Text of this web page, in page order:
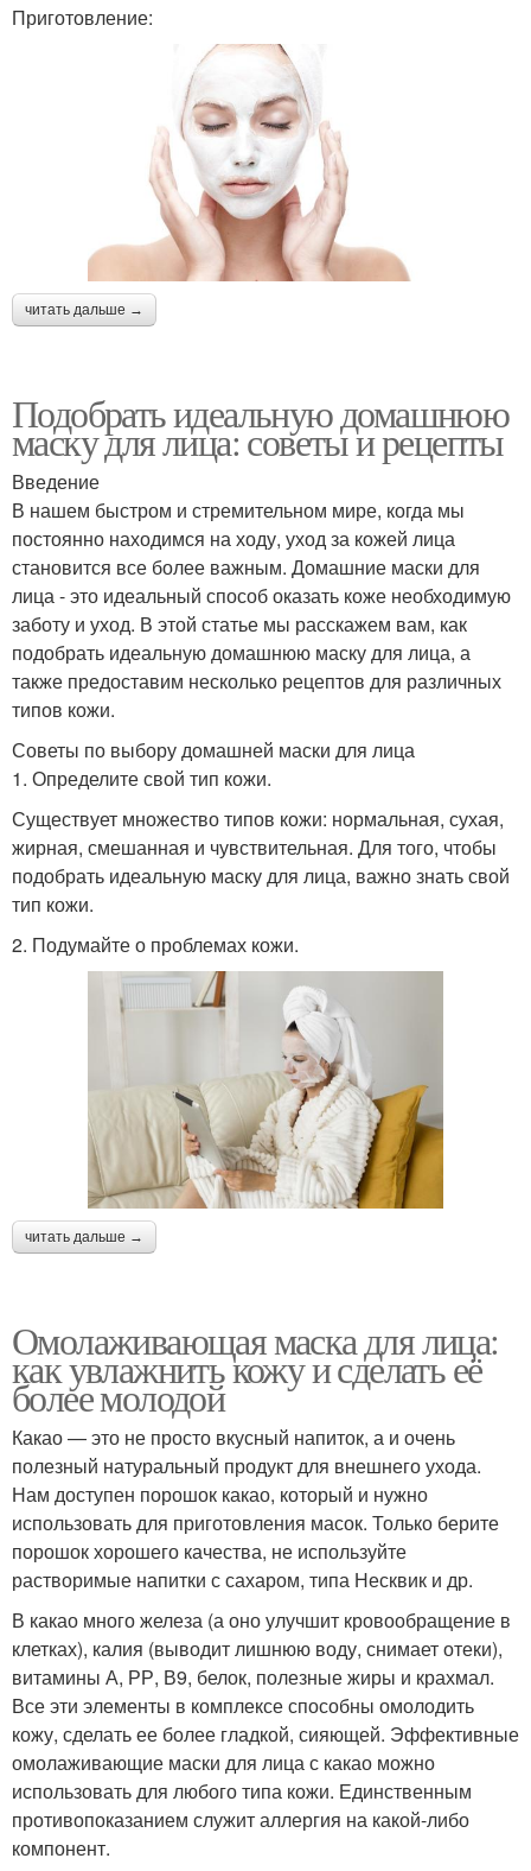
Приготовление:
читать дальше →
Подобрать идеальную домашнюю
маску для лица: советы и рецепты
Введение
В нашем быстром и стремительном мире, когда мы
постоянно находимся на ходу, уход за кожей лица
становится все более важным. Домашние маски для
лица - это идеальный способ оказать коже необходимую
заботу и уход. В этой статье мы расскажем вам, как
подобрать идеальную домашнюю маску для лица, а
также предоставим несколько рецептов для различных
типов кожи.
Советы по выбору домашней маски для лица
1. Определите свой тип кожи.
Существует множество типов кожи: нормальная, сухая,
жирная, смешанная и чувствительная. Для того, чтобы
подобрать идеальную маску для лица, важно знать свой
тип кожи.
2. Подумайте о проблемах кожи.
читать дальше →
Омолаживающая маска для лица:
как увлажнить кожу и сделать её
более молодой
Какао — это не просто вкусный напиток, а и очень
полезный натуральный продукт для внешнего ухода.
Нам доступен порошок какао, который и нужно
использовать для приготовления масок. Только берите
порошок хорошего качества, не используйте
растворимые напитки с сахаром, типа Несквик и др.
В какао много железа (а оно улучшит кровообращение в
клетках), калия (выводит лишнюю воду, снимает отеки),
витамины А, РР, В9, белок, полезные жиры и крахмал.
Все эти элементы в комплексе способны омолодить
кожу, сделать ее более гладкой, сияющей. Эффективные
омолаживающие маски для лица с какао можно
использовать для любого типа кожи. Единственным
противопоказанием служит аллергия на какой-либо
компонент.